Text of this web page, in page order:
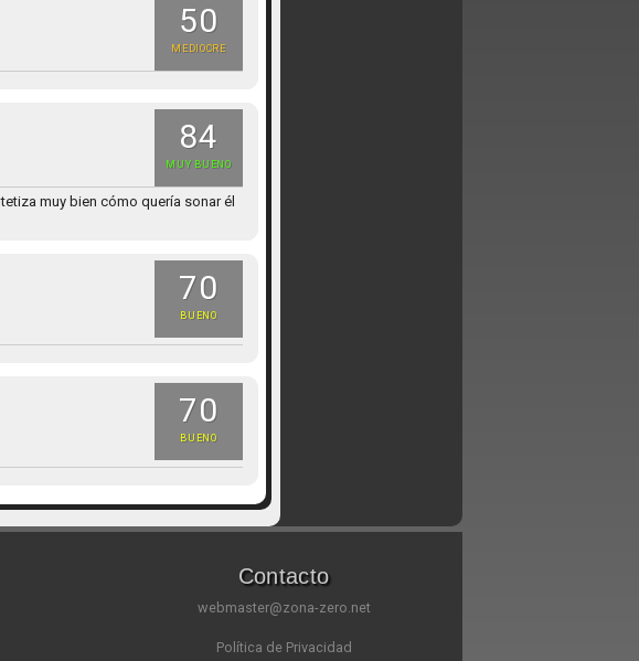
50
MEDIOCRE
84
MUY BUENO
muy bien cómo quería sonar él
70
BUENO
70
BUENO
Contacto
webmaster@zona-zero.net
Política de Privacidad